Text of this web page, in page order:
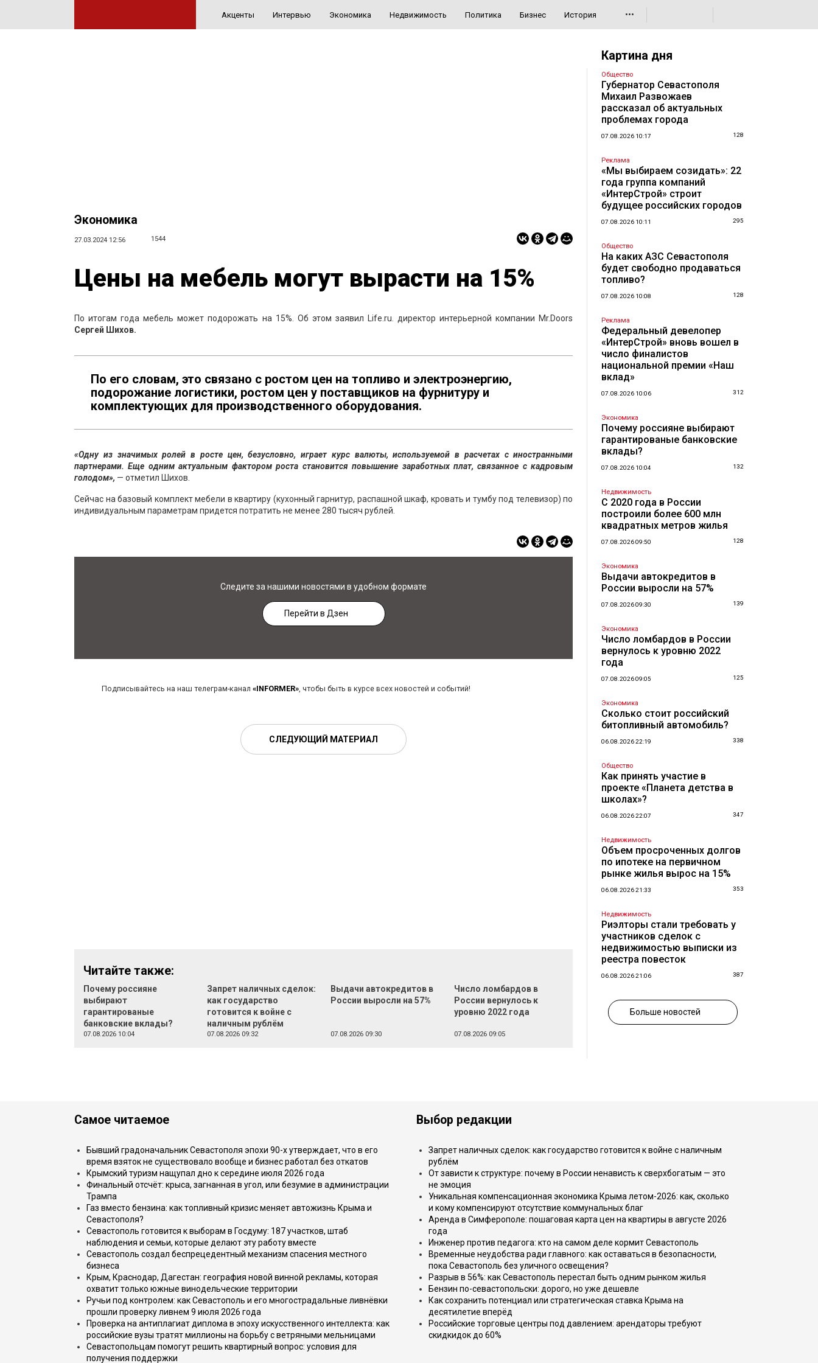
Акценты Интервью Экономика Недвижимость Политика Бизнес История •••
Экономика
27.03.2024 12:56 1544
Цены на мебель могут вырасти на 15%
По итогам года мебель может подорожать на 15%. Об этом заявил Life.ru. директор интерьерной компании Mr.Doors
Сергей Шихов.
По его словам, это связано с ростом цен на топливо и электроэнергию,
подорожание логистики, ростом цен у поставщиков на фурнитуру и
комплектующих для производственного оборудования.
«Одну из значимых ролей в росте цен, безусловно, играет курс валюты, используемой в расчетах с иностранными
партнерами. Еще одним актуальным фактором роста становится повышение заработных плат, связанное с кадровым
голодом», — отметил Шихов.
Сейчас на базовый комплект мебели в квартиру (кухонный гарнитур, распашной шкаф, кровать и тумбу под телевизор) по
индивидуальным параметрам придется потратить не менее 280 тысяч рублей.
Следите за нашими новостями в удобном формате
Перейти в Дзен
Подписывайтесь на наш телеграм-канал «INFORMER», чтобы быть в курсе всех новостей и событий!
СЛЕДУЮЩИЙ МАТЕРИАЛ
Читайте также:
Почему россияне
выбирают
гарантированые
банковские вклады?
07.08.2026 10:04
Запрет наличных сделок:
как государство
готовится к войне с
наличным рублём
07.08.2026 09:32
Выдачи автокредитов в
России выросли на 57%
07.08.2026 09:30
Число ломбардов в
России вернулось к
уровню 2022 года
07.08.2026 09:05
Картина дня
Общество
Губернатор Севастополя
Михаил Развожаев
рассказал об актуальных
проблемах города
07.08.2026 10:17 128
Реклама
«Мы выбираем созидать»: 22
года группа компаний
«ИнтерСтрой» строит
будущее российских городов
07.08.2026 10:11 295
Общество
На каких АЗС Севастополя
будет свободно продаваться
топливо?
07.08.2026 10:08 128
Реклама
Федеральный девелопер
«ИнтерСтрой» вновь вошел в
число финалистов
национальной премии «Наш
вклад»
07.08.2026 10:06 312
Экономика
Почему россияне выбирают
гарантированые банковские
вклады?
07.08.2026 10:04 132
Недвижимость
С 2020 года в России
построили более 600 млн
квадратных метров жилья
07.08.2026 09:50 128
Экономика
Выдачи автокредитов в
России выросли на 57%
07.08.2026 09:30 139
Экономика
Число ломбардов в России
вернулось к уровню 2022
года
07.08.2026 09:05 125
Экономика
Сколько стоит российский
битопливный автомобиль?
06.08.2026 22:19 338
Общество
Как принять участие в
проекте «Планета детства в
школах»?
06.08.2026 22:07 347
Недвижимость
Объем просроченных долгов
по ипотеке на первичном
рынке жилья вырос на 15%
06.08.2026 21:33 353
Недвижимость
Риэлторы стали требовать у
участников сделок с
недвижимостью выписки из
реестра повесток
06.08.2026 21:06 387
Больше новостей
Самое читаемое
Бывший градоначальник Севастополя эпохи 90-х утверждает, что в его
время взяток не существовало вообще и бизнес работал без откатов
Крымский туризм нащупал дно к середине июля 2026 года
Финальный отсчёт: крыса, загнанная в угол, или безумие в администрации
Трампа
Газ вместо бензина: как топливный кризис меняет автожизнь Крыма и
Севастополя?
Севастополь готовится к выборам в Госдуму: 187 участков, штаб
наблюдения и семьи, которые делают эту работу вместе
Севастополь создал беспрецедентный механизм спасения местного
бизнеса
Крым, Краснодар, Дагестан: география новой винной рекламы, которая
охватит только южные винодельческие территории
Ручьи под контролем: как Севастополь и его многострадальные ливнёвки
прошли проверку ливнем 9 июля 2026 года
Проверка на антиплагиат диплома в эпоху искусственного интеллекта: как
российские вузы тратят миллионы на борьбу с ветряными мельницами
Севастопольцам помогут решить квартирный вопрос: условия для
получения поддержки
Выбор редакции
Запрет наличных сделок: как государство готовится к войне с наличным
рублём
От зависти к структуре: почему в России ненависть к сверхбогатым — это
не эмоция
Уникальная компенсационная экономика Крыма летом-2026: как, сколько
и кому компенсируют отсутствие коммунальных благ
Аренда в Симферополе: пошаговая карта цен на квартиры в августе 2026
года
Инженер против педагога: кто на самом деле кормит Севастополь
Временные неудобства ради главного: как оставаться в безопасности,
пока Севастополь без уличного освещения?
Разрыв в 56%: как Севастополь перестал быть одним рынком жилья
Бензин по-севастопольски: дорого, но уже дешевле
Как сохранить потенциал или стратегическая ставка Крыма на
десятилетие вперёд
Российские торговые центры под давлением: арендаторы требуют
скидкидок до 60%